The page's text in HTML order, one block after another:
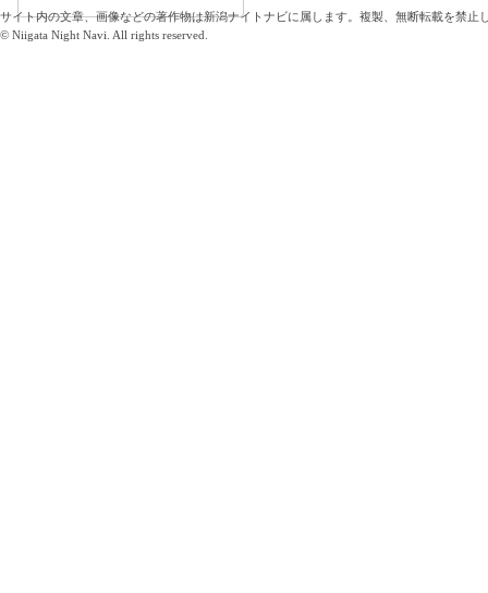
サイト内の文章、画像などの著作物は新潟ナイトナビに属します。複製、無断転載を禁止
© Niigata Night Navi. All rights reserved.